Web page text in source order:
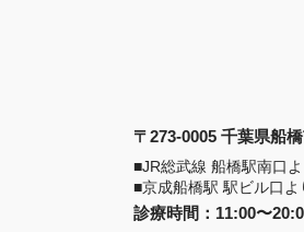
〒273-0005 千葉県船
■JR総武線 船橋駅南口
■京成船橋駅 駅ビル口よ
診療時間 ： 11:00〜